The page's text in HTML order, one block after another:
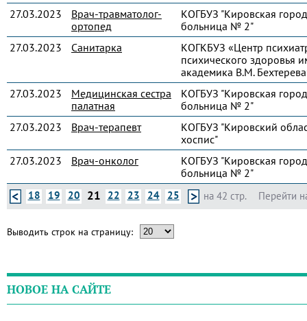
27.03.2023
Врач-травматолог-
ортопед
КОГБУЗ "Кировская
больница № 2"
27.03.2023
Санитарка
КОГКБУЗ «Центр
психического здоровья
академика В.М.
27.03.2023
Медицинская сестра
палатная
КОГБУЗ "Кировская
больница № 2"
27.03.2023
Врач-терапевт
КОГБУЗ "Кировский
хоспис"
27.03.2023
Врач-онколог
КОГБУЗ "Кировская
больница № 2"
Перейти
18 19 20 21 22 23 24 25 на 42 стр.
Выводить строк на страницу:
НОВОЕ НА САЙТЕ